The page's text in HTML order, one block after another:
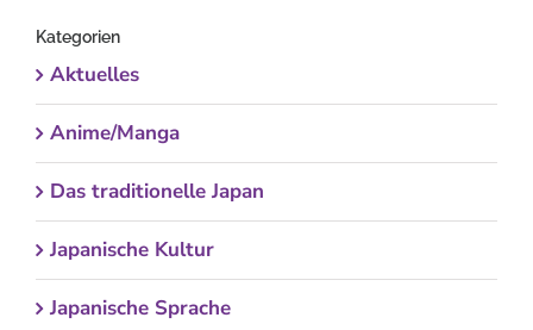
Kategorien
Aktuelles
Anime/Manga
Das traditionelle Japan
Japanische Kultur
Japanische Sprache